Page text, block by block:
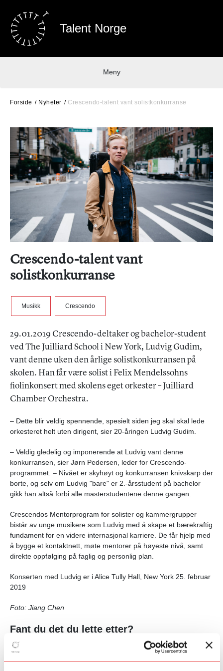
Talent Norge
Meny
Forside Nyheter Crescendo-talent vant solistkonkurranse
Crescendo-talent vant
solistkonkurranse
Musikk Crescendo
29.01.2019 Crescendo-deltaker og bachelor-student
ved The Juilliard School i New York, Ludvig Gudim,
vant denne uken den årlige solistkonkurransen på
skolen. Han får være solist i Felix Mendelssohns
fiolinkonsert med skolens eget orkester – Juilliard
Chamber Orchestra.
– Dette blir veldig spennende, spesielt siden jeg skal skal lede
orkesteret helt uten dirigent, sier 20-åringen Ludvig Gudim.
– Veldig gledelig og imponerende at Ludvig vant denne
konkurransen, sier Jørn Pedersen, leder for Crescendo-
programmet. – Nivået er skyhøyt og konkurransen knivskarp der
borte, og selv om Ludvig "bare" er 2.-årsstudent på bachelor
gikk han altså forbi alle masterstudentene denne gangen.
Crescendos Mentorprogram for solister og kammergrupper
bistår av unge musikere som Ludvig med å skape et bærekraftig
fundament for en videre internasjonal karriere. De får hjelp med
å bygge et kontaktnett, møte mentorer på høyeste nivå, samt
direkte oppfølging på faglig og personlig plan.
Konserten med Ludvig er i Alice Tully Hall, New York 25. februar
2019
Foto: Jiang Chen
Fant du det du lette etter?